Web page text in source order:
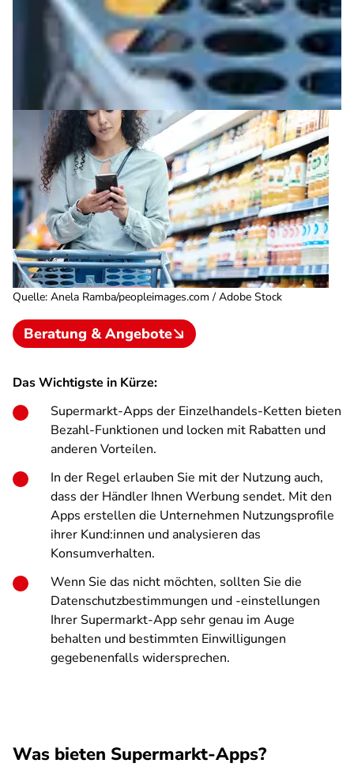
Quelle: Anela Ramba/peopleimages.com / Adobe Stock
Beratung & Angebote
Das Wichtigste in Kürze:
Supermarkt-Apps der Einzelhandels-Ketten bieten
Bezahl-Funktionen und locken mit Rabatten und
anderen Vorteilen.
In der Regel erlauben Sie mit der Nutzung auch,
dass der Händler Ihnen Werbung sendet. Mit den
Apps erstellen die Unternehmen Nutzungsprofile
ihrer Kund:innen und analysieren das
Konsumverhalten.
Wenn Sie das nicht möchten, sollten Sie die
Datenschutzbestimmungen und -einstellungen
Ihrer Supermarkt-App sehr genau im Auge
behalten und bestimmten Einwilligungen
gegebenenfalls widersprechen.
Was bieten Supermarkt-Apps?